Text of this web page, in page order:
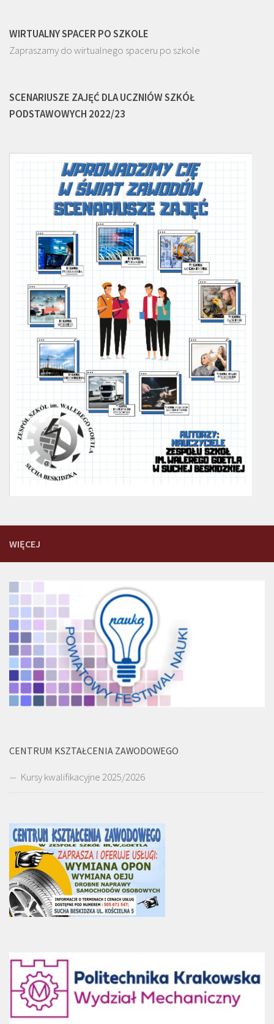
WIRTUALNY SPACER PO SZKOLE
Zapraszamy do wirtualnego spaceru po szkole
SCENARIUSZE ZAJĘĆ DLA UCZNIÓW SZKÓŁ
PODSTAWOWYCH 2022/23
WIĘCEJ
CENTRUM KSZTAŁCENIA ZAWODOWEGO
Kursy kwalifikacyjne 2025/2026